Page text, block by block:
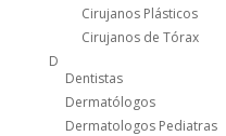
Cirujanos Plásticos
Cirujanos de Tórax
D
Dentistas
Dermatólogos
Dermatologos Pediatras